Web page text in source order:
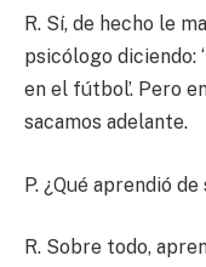
R. Sí, de hecho le
psicólogo diciendo:
en el fútbol’. Pero
sacamos adelante.
P. ¿Qué aprendió
R. Sobre todo,